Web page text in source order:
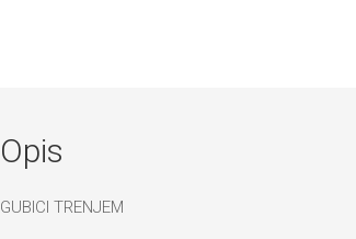
Opis
GUBICI TRENJEM